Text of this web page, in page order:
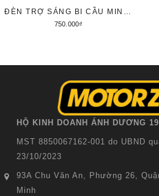
ĐÈN TRỢ SÁNG BI CẦU MINI KENZO X100 V3 MẪU 2025
750.000₫
HỘ KINH DOANH ÁNH DƯƠNG
MST 8850067162-001 do UBND
23/10/2023
93A Chu Văn An, Phường 26,
Minh